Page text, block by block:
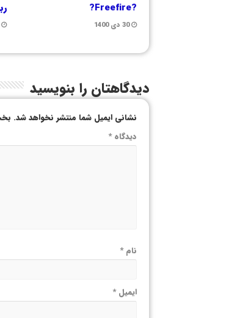
?Freefire?
30 دی 1400
دیدگاهتان را بنویسید
نشانی ایمیل شما منتشر نخواهد شد.
دیدگاه*
نام*
ایمیل*